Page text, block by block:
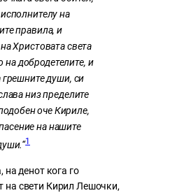
на
правила, и
Христовата света
на добродетелите, и
грешните души, си
низ пределите
оче Кириле,
на нашите
1
на денот кога го
на свети Кирил Лешочки,